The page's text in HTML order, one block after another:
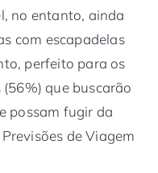
no entanto, ainda
com escapadelas
perfeito para os
que buscarão
possam fugir da
de Viagem